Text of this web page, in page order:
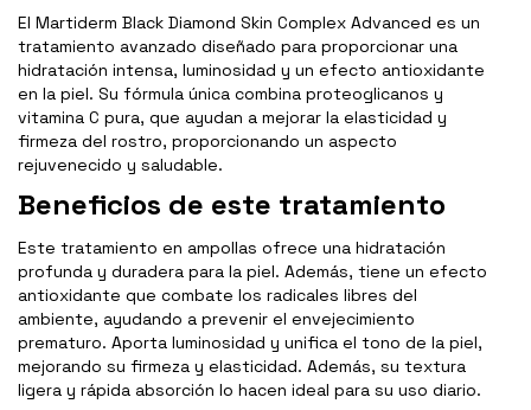
El Martiderm Black Diamond Skin Complex Advanced es un
tratamiento avanzado diseñado para proporcionar una
hidratación intensa, luminosidad y un efecto antioxidante
en la piel. Su fórmula única combina proteoglicanos y
vitamina C pura, que ayudan a mejorar la elasticidad y
firmeza del rostro, proporcionando un aspecto
rejuvenecido y saludable.
Beneficios de este tratamiento
Este tratamiento en ampollas ofrece una hidratación
profunda y duradera para la piel. Además, tiene un efecto
antioxidante que combate los radicales libres del
ambiente, ayudando a prevenir el envejecimiento
prematuro. Aporta luminosidad y unifica el tono de la piel,
mejorando su firmeza y elasticidad. Además, su textura
ligera y rápida absorción lo hacen ideal para su uso diario.